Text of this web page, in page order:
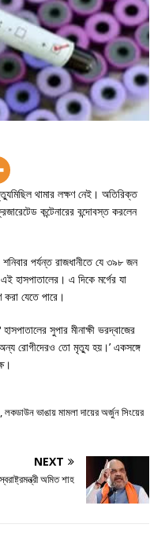
থামার লক্ষণ নেই। অতিরিক্ত
কন্টেনারের বন্দোবস্ত করলেন
পর্যন্ত রাজধানীতে যে ৩৯৮ জন
এ দিকে মর্গের যা
যেতে পারে।
সুপার মীনাক্ষী ভরদ্বাজের
রোগীদেরও তো মৃত্যু হয়।’ একসঙ্গে
লকডাউন ভাঙায় মামলা দায়ের অর্জুন সিংয়ের
NEXT
অমিত শাহ